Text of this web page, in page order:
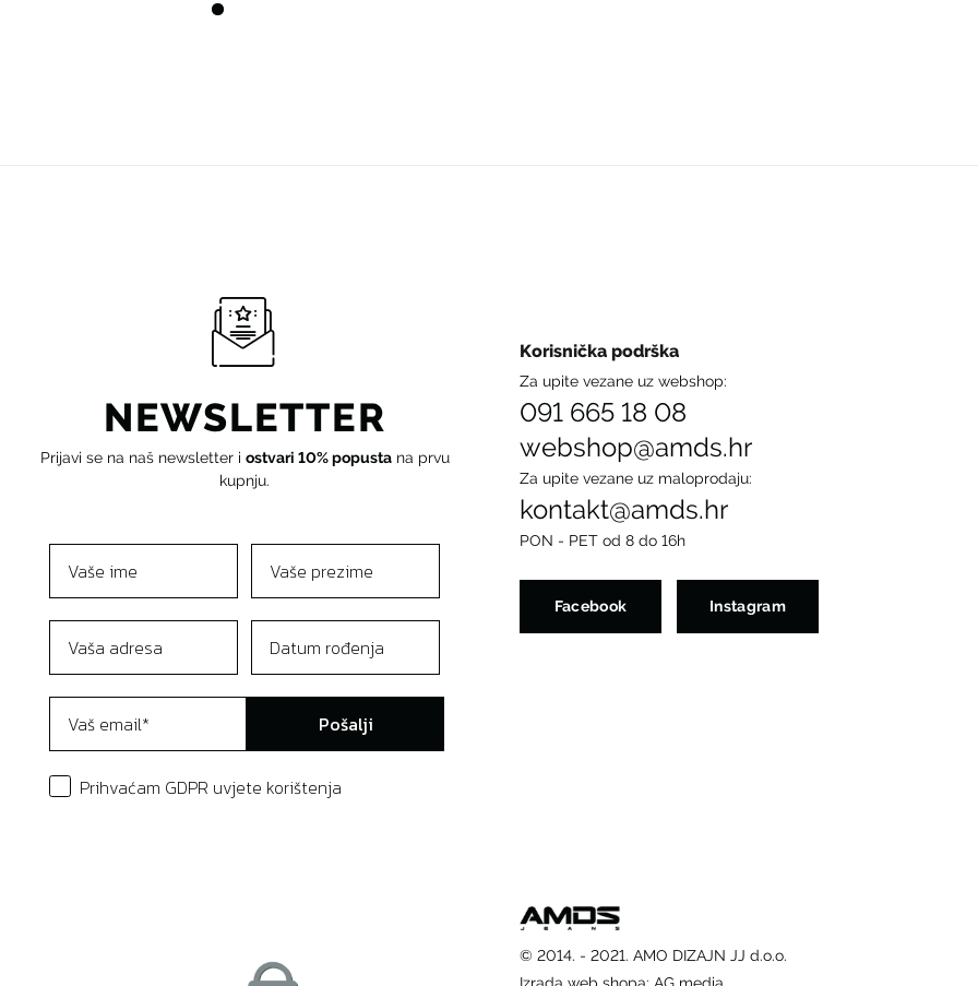
NEWSLETTER
Prijavi se na naš newsletter i ostvari 10% popustana prvu
kupnju.
Pošalji
Prihvaćam GDPR uvjete korištenja
Korisnička podrška
Za upite vezane uz webshop:
091 665 18 08
webshop@amds.hr
Za upite vezane uz maloprodaju:
kontakt@amds.hr
PON - PET od 8 do 16h
Facebook Instagram
© 2014. - 2021. AMO DIZAJN JJ d.o.o.